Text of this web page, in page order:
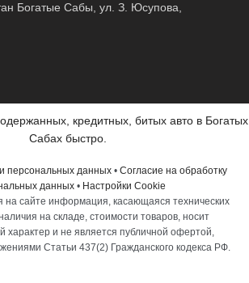
Богатые Сабы, ул. З. Юсупова,
кредитных, битых авто в Богатых
Сабах быстро.
персональных данных• Согласие на обработку
данных • Настройки Cookie
на сайте информация, касающаяся технических
на складе, стоимости товаров, носит
и не является публичной офертой,
Статьи 437(2) Гражданского кодекса РФ.